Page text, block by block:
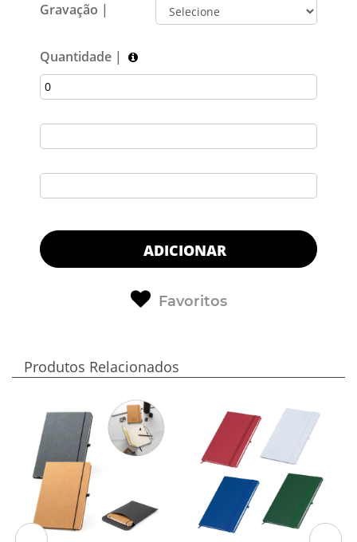
Gravação |
Quantidade |
ADICIONAR
Favoritos
Produtos Relacionados